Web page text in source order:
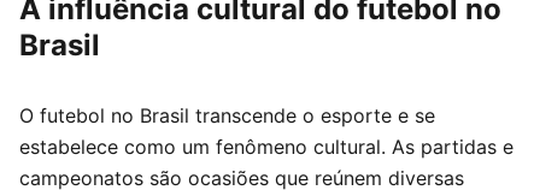
A influência cultural do futebol no
Brasil
O futebol no Brasil transcende o esporte e se
estabelece como um fenômeno cultural. As partidas e
campeonatos são ocasiões que reúnem diversas